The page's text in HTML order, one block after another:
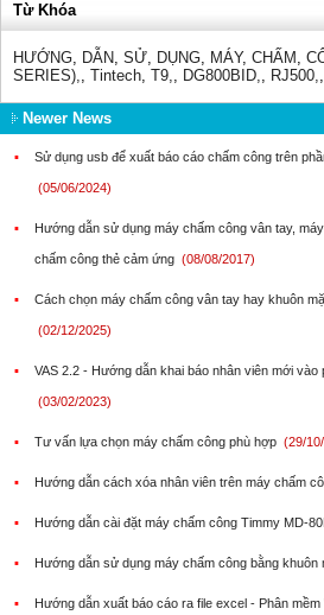
Từ Khóa
HƯỚNG, DẪN, SỬ, DỤNG, MÁY, CHẤM ,
SERIES),, Tintech, T9,, DG800BID,, RJ500,,
Newer News
▪ Sử dụng usb để xuất báo cáo chấm công trên
(05/06/2024)
▪ Hướng dẫn sử dụng máy chấm công vân tay,
chấm công thẻ cảm ứng (08/08/2017)
▪ Cách chọn máy chấm công vân tay hay khuôn
(02/12/2025)
▪ VAS 2.2 - Hướng dẫn khai báo nhân viên mới vào
(03/02/2023)
▪ Tư vấn lựa chọn máy chấm công phù hợp (29/
▪ Hướng dẫn cách xóa nhân viên trên máy chấm
▪ Hướng dẫn cài đặt máy chấm công Timmy MD-
▪ Hướng dẫn sử dụng máy chấm công bằng khuôn
▪ Hướng dẫn xuất báo cáo ra file excel - Phân